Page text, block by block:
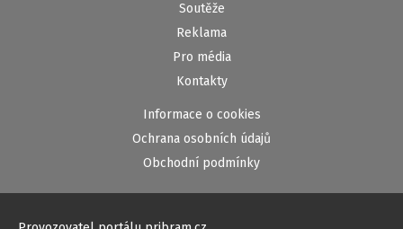
Soutěže
Reklama
Pro média
Kontakty
Informace o cookies
Ochrana osobních údajů
Obchodní podmínky